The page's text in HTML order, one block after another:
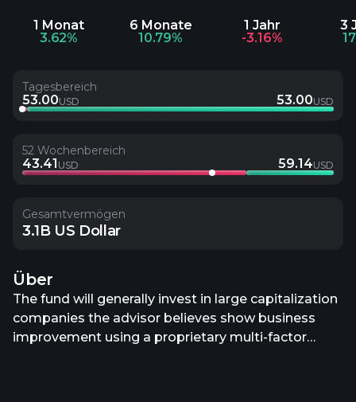
1 Monat
3.62%
6 Monate
10.79%
1 Jahr
-3.16%
3
Tagesbereich
53.00USD 53.00USD
52 Wochenbereich
43.41 USD 59.14USD
Gesamtvermögen
3.1B US Dollar
Über
The fund will generally invest in large capitalization
companies the advisor believes show business
improvement using a proprietary multi-factor